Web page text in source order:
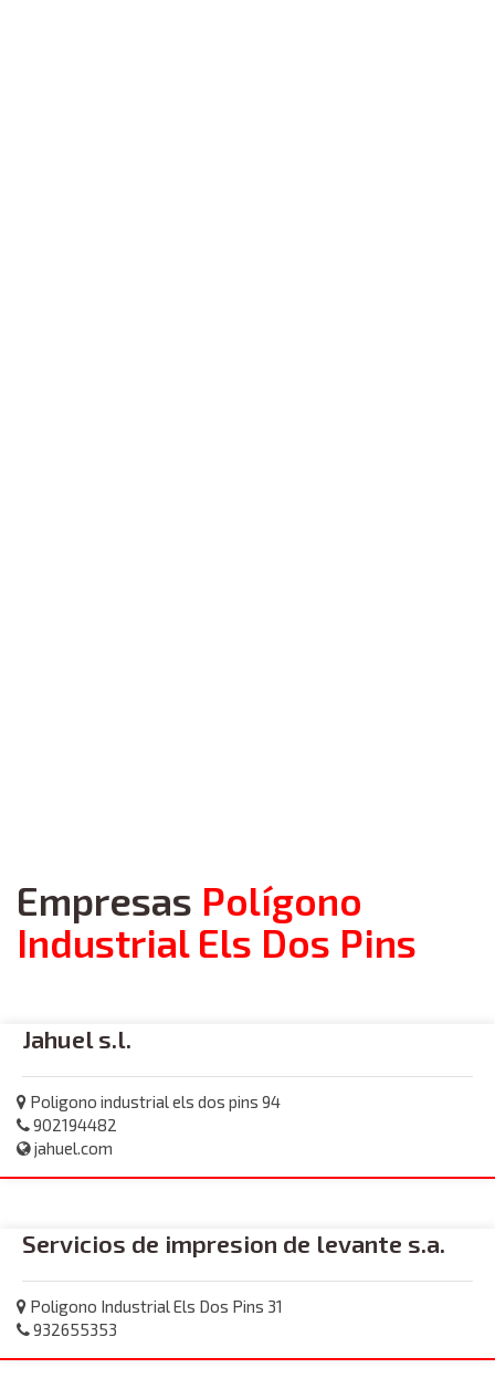
Empresas Polígono
Industrial Els Dos Pins
Jahuel s.l.
Poligono industrial els dos pins 94
902194482
jahuel.com
Servicios de impresion de levante s.a.
Poligono Industrial Els Dos Pins 31
932655353